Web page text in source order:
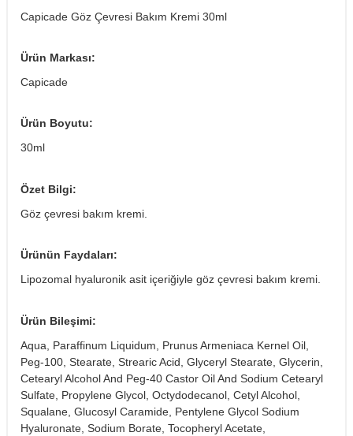
Capicade Göz Çevresi Bakım Kremi 30ml
Ürün Markası:
Capicade
Ürün Boyutu:
30ml
Özet Bilgi:
Göz çevresi bakım kremi.
Ürünün Faydaları:
Lipozomal hyaluronik asit içeriğiyle göz çevresi bakım kremi.
Ürün Bileşimi:
Aqua, Paraffinum Liquidum, Prunus Armeniaca Kernel Oil,
Peg-100, Stearate, Strearic Acid, Glyceryl Stearate, Glycerin,
Cetearyl Alcohol And Peg-40 Castor Oil And Sodium Cetearyl
Sulfate, Propylene Glycol, Octydodecanol, Cetyl Alcohol,
Squalane, Glucosyl Caramide, Pentylene Glycol Sodium
Hyaluronate, Sodium Borate, Tocopheryl Acetate,